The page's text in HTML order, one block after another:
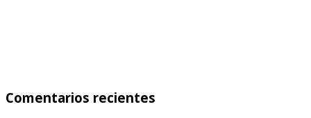
Comentarios recientes